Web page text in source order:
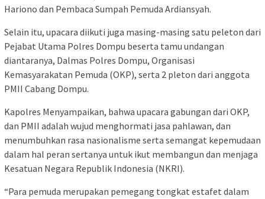
Hariono dan Pembaca Sumpah Pemuda Ardiansyah.
Selain itu, upacara diikuti juga masing-masing satu peleton dari
Pejabat Utama Polres Dompu beserta tamu undangan
diantaranya, Dalmas Polres Dompu, Organisasi
Kemasyarakatan Pemuda (OKP), serta 2 pleton dari anggota
PMII Cabang Dompu.
Kapolres Menyampaikan, bahwa upacara gabungan dari OKP,
dan PMII adalah wujud menghormati jasa pahlawan, dan
menumbuhkan rasa nasionalisme serta semangat kepemudaan
dalam hal peran sertanya untuk ikut membangun dan menjaga
Kesatuan Negara Republik Indonesia (NKRI).
“Para pemuda merupakan pemegang tongkat estafet dalam